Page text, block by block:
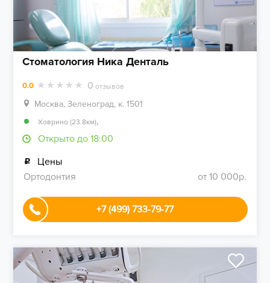
Стоматология Ника Денталь
0.0 0 отзывов
Москва, Зеленоград, к. 1501
Ховрино (23.8км),
Открыто до 18:00
Цены
Ортодонтия
от 10 000р.
+7 (499) 733-79-77